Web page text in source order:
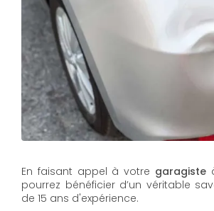
En faisant appel à votre garagiste
pourrez bénéficier d’un véritable
de 15 ans d'expérience.